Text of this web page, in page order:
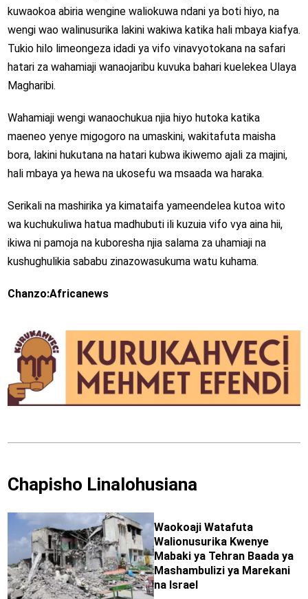
kuwaokoa abiria wengine waliokuwa ndani ya boti hiyo, na
wengi wao walinusurika lakini wakiwa katika hali mbaya kiafya.
Tukio hilo limeongeza idadi ya vifo vinavyotokana na safari
hatari za wahamiaji wanaojaribu kuvuka bahari kuelekea Ulaya
Magharibi.
Wahamiaji wengi wanaochukua njia hiyo hutoka katika
maeneo yenye migogoro na umaskini, wakitafuta maisha
bora, lakini hukutana na hatari kubwa ikiwemo ajali za majini,
hali mbaya ya hewa na ukosefu wa msaada wa haraka.
Serikali na mashirika ya kimataifa yameendelea kutoa wito
wa kuchukuliwa hatua madhubuti ili kuzuia vifo vya aina hii,
ikiwa ni pamoja na kuboresha njia salama za uhamiaji na
kushughulikia sababu zinazowasukuma watu kuhama.
Chanzo:Africanews
Chapisho Linalohusiana
Waokoaji Watafuta
Walionusurika Kwenye
Mabaki ya Tehran Baada ya
Mashambulizi ya Marekani
na Israel